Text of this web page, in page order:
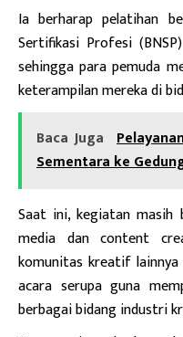
Ia berharap pelatihan
Sertifikasi Profesi
sehingga para pemuda
keterampilan mereka di
Baca Juga
Sementara ke
Saat ini, kegiatan masih
media dan content
komunitas kreatif
acara serupa guna
berbagai bidang industri